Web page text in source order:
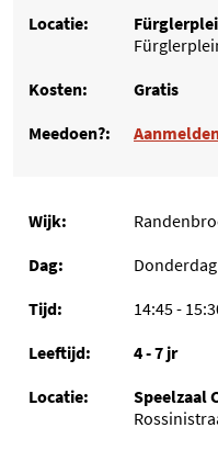
Gratis
Donderdag
14:45 -
4 - 7 jr
Speelzaal